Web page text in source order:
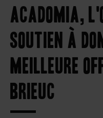
Acadomia,
soutien à
meilleure
Brieuc